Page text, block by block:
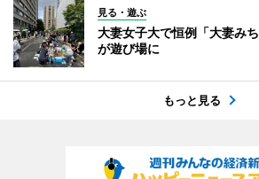
見る・遊ぶ
大妻女子大で恒例「大妻み
が遊び場に
もっと見る